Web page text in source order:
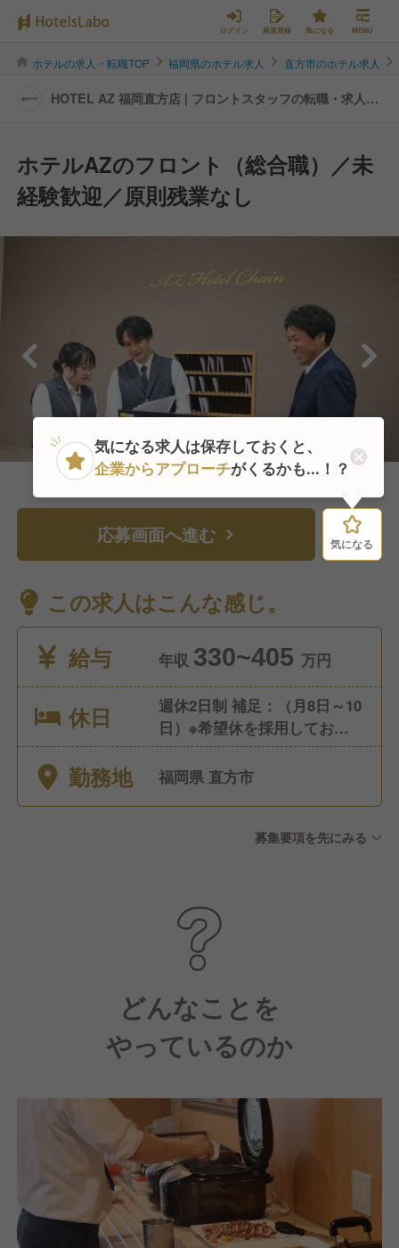
ログイン 新規登録 気になる MENU
ホテルの求人・転職TOP 福岡県のホテル求人 直方市のホテル求人
HOTEL AZ 福岡直方店 | フロントスタッフの転職・求人情
ホテルAZのフロント（総合職）／未
経験歓迎／原則残業なし
応募画面へ進む 気になる
この求人はこんな感じ。
給与
年収 330~405 万円
休日
週休2日制 補足：（月8日～10
日）※希望休を採用しており、
日曜日に休むことも可能で
す。
勤務地 福岡県 直方市
募集要項を先にみる
どんなことを
やっているのか
気になる
気になる求人は保存しておくと、
企業からアプローチがくるかも...！？